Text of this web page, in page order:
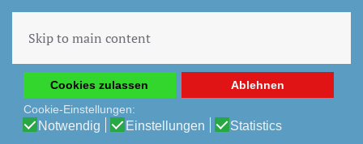
Erfahrung auf unserer Website zu ermöglichen.
Cookie-Richtlinie
Datenschutz-Bestimmungen
Cookies zulassen
Ablehnen
Cookie-Einstellungen:
Notwendig Einstellungen Statistics
Skip to main content